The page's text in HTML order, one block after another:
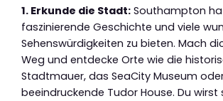
1. Erkunde die Stadt: Southampton
faszinierende Geschichte und viele
Sehenswürdigkeiten zu bieten. Mach
Weg und entdecke Orte wie die
Stadtmauer, das SeaCity Museum
beeindruckende Tudor House. Du wirst